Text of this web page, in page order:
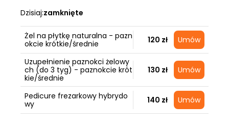
Dzisiaj:zamknięte
Żel na płytkę naturalna - pazn
okcie krótkie/średnie
120 zł Umów
Uzupełnienie paznokci żelowy
ch (do 3 tyg) - paznokcie krót
kie/średnie
130 zł Umów
Pedicure frezarkowy hybrydo
wy
140 zł Umów